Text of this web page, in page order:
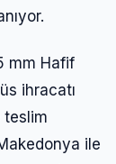
mm Hafif
ihracatı
teslim
ile